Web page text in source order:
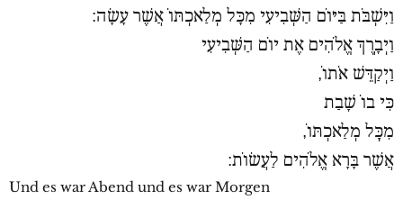
וַיִּשְׁבֹּת בַּיּוֹם הַשְּׁבִיעִי מִכָּל מְלַאכְתּוֹ אֲשֶׁר עָשָׂה:
וַיְבָֽרֶךְ אֱלֹהִים אֶת יוֹם הַשְּׁבִיעִי
וַיְקַדֵּשׁ אֹתוֹ,
כִּי בוֹ שָׁבַת
מִכְָּל מְלַאכְתּוֹ,
אֲשֶׁר בָּרָא אֱלֹהִים לַעֲשׂוֹת:
Und es war Abend und es war Morgen